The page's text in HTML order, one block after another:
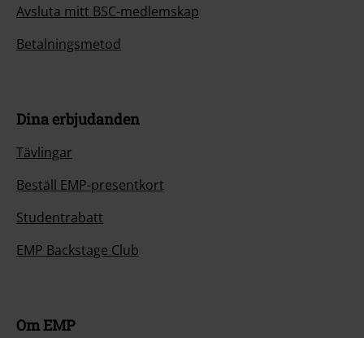
Avsluta mitt BSC-medlemskap
Betalningsmetod
Dina erbjudanden
Tävlingar
Beställ EMP-presentkort
Studentrabatt
EMP Backstage Club
Om EMP